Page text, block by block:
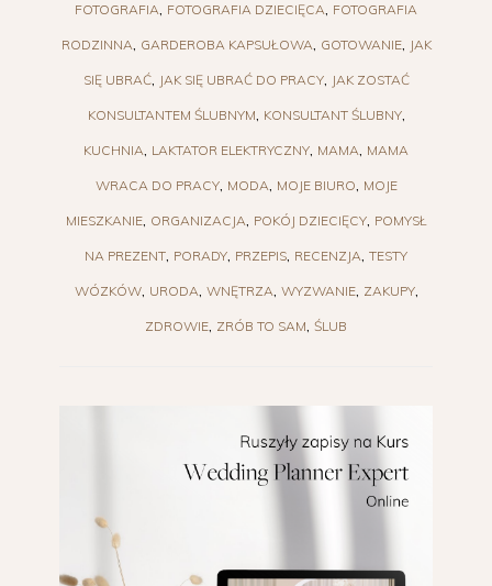
FOTOGRAFIA FOTOGRAFIA DZIECIĘCA FOTOGRAFIA
RODZINNA GARDEROBA KAPSUŁOWA GOTOWANIE JAK
SIĘ UBRAĆ JAK SIĘ UBRAĆ DO PRACY JAK ZOSTAĆ
KONSULTANTEM ŚLUBNYM KONSULTANT ŚLUBNY
KUCHNIA LAKTATOR ELEKTRYCZNY MAMA MAMA
WRACA DO PRACY MODA MOJE BIURO MOJE
MIESZKANIE ORGANIZACJA POKÓJ DZIECIĘCY POMYSŁ
NA PREZENT PORADY PRZEPIS RECENZJA TESTY
WÓZKÓW URODA WNĘTRZA WYZWANIE ZAKUPY
ZDROWIE ZRÓB TO SAM ŚLUB